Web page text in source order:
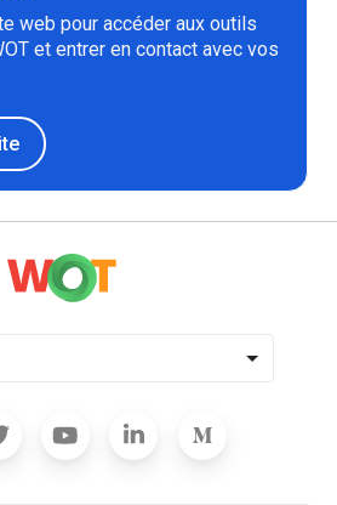
web pour accéder aux outils
et entrer en contact avec vos